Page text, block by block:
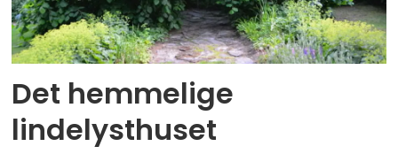
Det hemmelige
lindelysthuset